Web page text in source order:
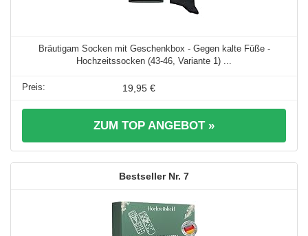
Bräutigam Socken mit Geschenkbox - Gegen kalte Füße -
Hochzeitssocken (43-46, Variante 1) ...
19,95 €
ZUM TOP ANGEBOT »
7